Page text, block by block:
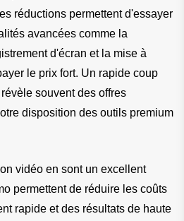
réductions permettent d'essayer
avancées comme la
d'écran et la mise à
le prix fort. Un rapide coup
souvent des offres
disposition des outils premium
vidéo en sont un excellent
permettent de réduire les coûts
rapide et des résultats de haute